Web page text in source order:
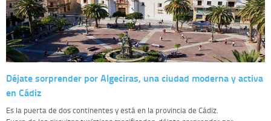
Déjate sorprender por Algeciras, una ciudad moderna y activa
en Cádiz
Es la puerta de dos continentes y está en la provincia de Cádiz.